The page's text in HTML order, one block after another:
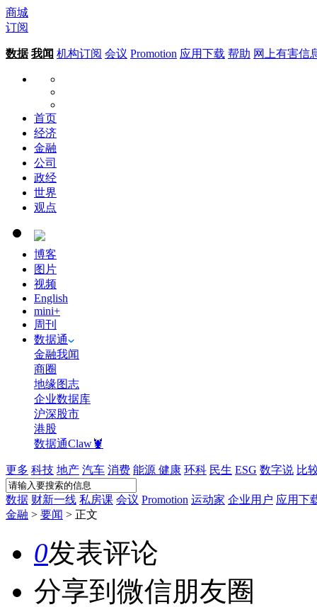
商城
订阅
数据 我闻 机构订阅 会议 Promotion 应用下载 帮助 网上有害信
首页
经济
金融
公司
政经
世界
观点
博客
图片
视频
English
mini+
周刊
数据通
金融我闻
商圈
地缘图志
企业数据库
沪深股市
港股
数据通Claw🦞
更多 科技 地产 汽车 消费 能源 健康 环科 民生 ESG 数字说 比
数据 财新一线 私房课 会议 Promotion 运动家 企业用户 应用下
金融 > 要闻 > 正文
0发表评论
分享到微信朋友圈